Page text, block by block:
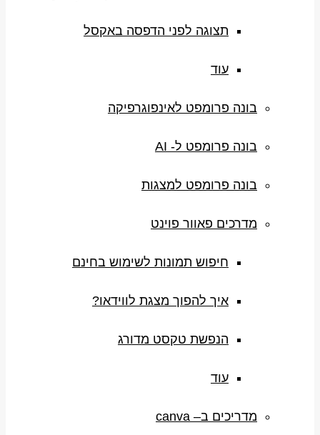
תצוגה לפני הדפסה באקסל
עוד
בונה פרומפט לאינפוגרפיקה
בונה פרומפט ל- AI
בונה פרומפט למצגות
מדרכים פאוור פוינט
חיפוש תמונות לשימוש בחינם
איך להפוך מצגת לווידאו?
הנפשת טקסט מדורג
עוד
מדריכים ב– canva